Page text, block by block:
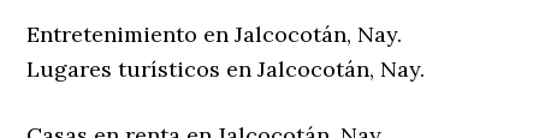
Entretenimiento en Jalcocotán, Nay.
Lugares turísticos en Jalcocotán, Nay.